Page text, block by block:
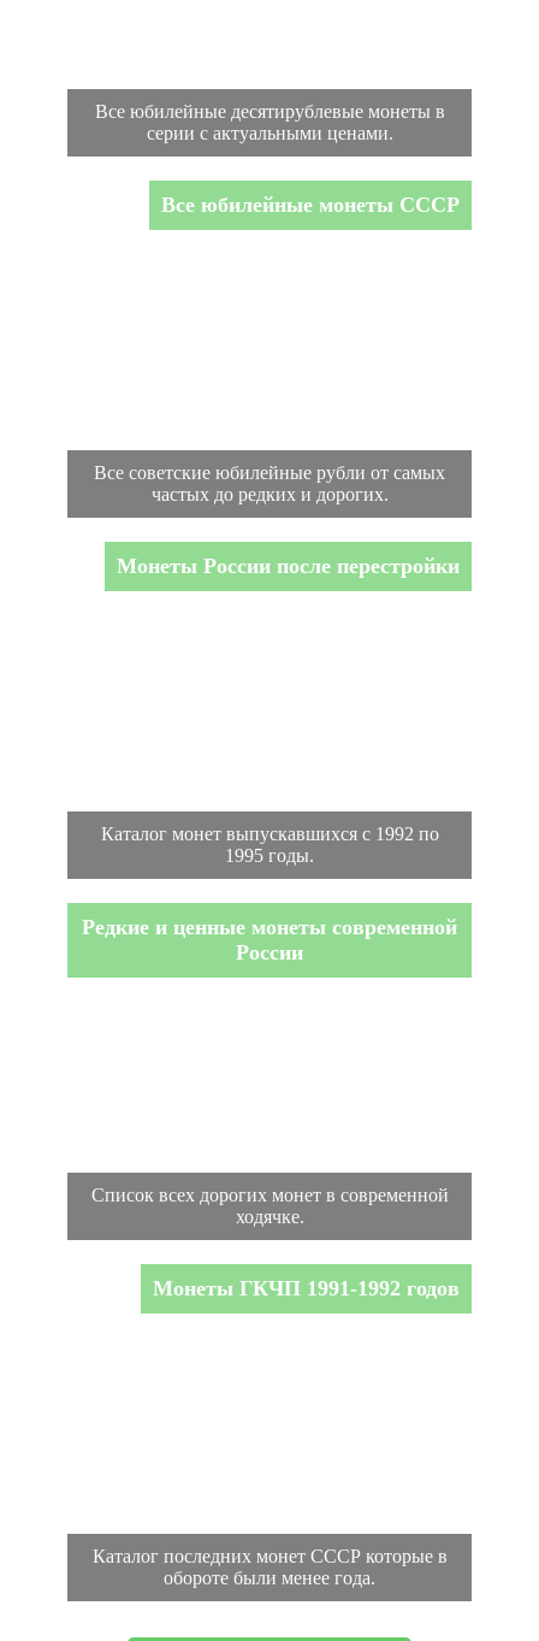
Все юбилейные десятирублевые монеты в
серии с актуальными ценами.
Все юбилейные монеты СССР
Все советские юбилейные рубли от самых
частых до редких и дорогих.
Монеты России после перестройки
Каталог монет выпускавшихся с 1992 по
1995 годы.
Редкие и ценные монеты современной
России
Список всех дорогих монет в современной
ходячке.
Монеты ГКЧП 1991-1992 годов
Каталог последних монет СССР которые в
обороте были менее года.